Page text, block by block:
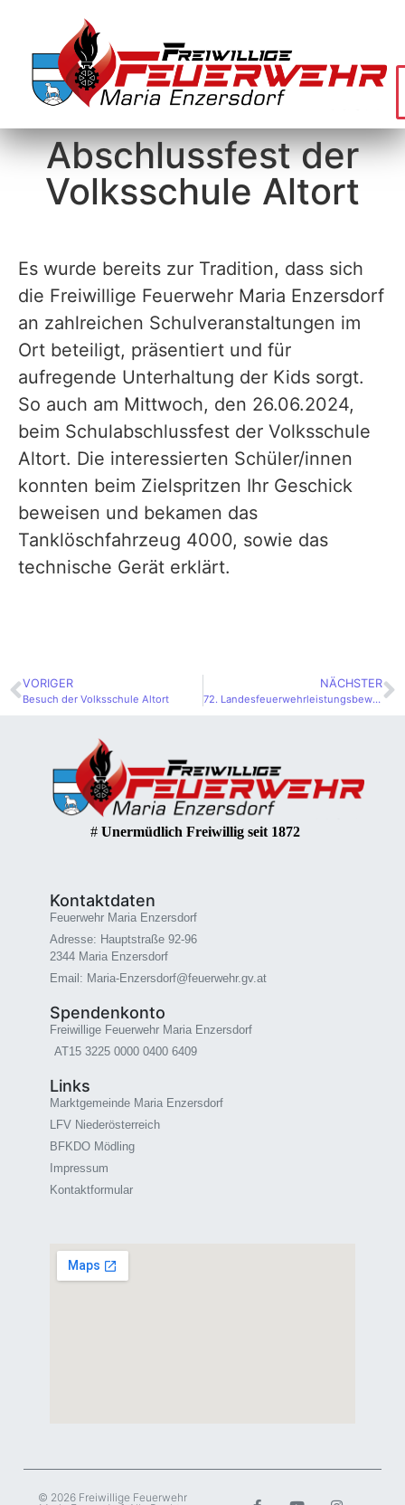
Abschlussfest der
Volksschule Altort
Es wurde bereits zur Tradition, dass sich
die Freiwillige Feuerwehr Maria Enzersdorf
an zahlreichen Schulveranstaltungen im
Ort beteiligt, präsentiert und für
aufregende Unterhaltung der Kids sorgt.
So auch am Mittwoch, den 26.06.2024,
beim Schulabschlussfest der Volksschule
Altort. Die interessierten Schüler/innen
konnten beim Zielspritzen Ihr Geschick
beweisen und bekamen das
Tanklöschfahrzeug 4000, sowie das
technische Gerät erklärt.
VORIGER
Besuch der Volksschule Altort
NÄCHSTER
72. Landesfeuerwehrleistungsbewerb
# Unermüdlich Freiwillig seit 1872
Kontaktdaten
Feuerwehr Maria Enzersdorf
Adresse: Hauptstraße 92-96
2344 Maria Enzersdorf
Email: Maria-Enzersdorf@feuerwehr.gv.at
Spendenkonto
Freiwillige Feuerwehr Maria Enzersdorf
AT15 3225 0000 0400 6409
Links
Marktgemeinde Maria Enzersdorf
LFV Niederösterreich
BFKDO Mödling
Impressum
Kontaktformular
© 2026 Freiwillige Feuerwehr